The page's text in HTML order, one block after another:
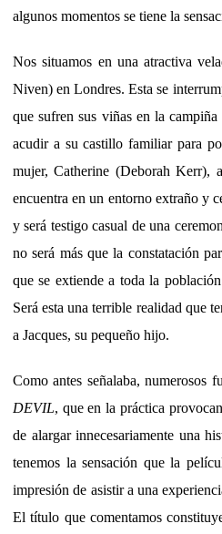
algunos momentos se tiene la
Nos situamos en una atractiva
Niven) en Londres. Esta se
que sufren sus viñas en la
acudir a su castillo familiar para
mujer, Catherine (Deborah Kerr),
encuentra en un entorno extraño y
y será testigo casual de una
no será más que la constatación
que se extiende a toda la
Será esta una terrible realidad que
a Jacques, su pequeño hijo.
Como antes señalaba, numerosos
DEVIL, que en la práctica
de alargar innecesariamente una
tenemos la sensación que la
impresión de asistir a una
El título que comentamos